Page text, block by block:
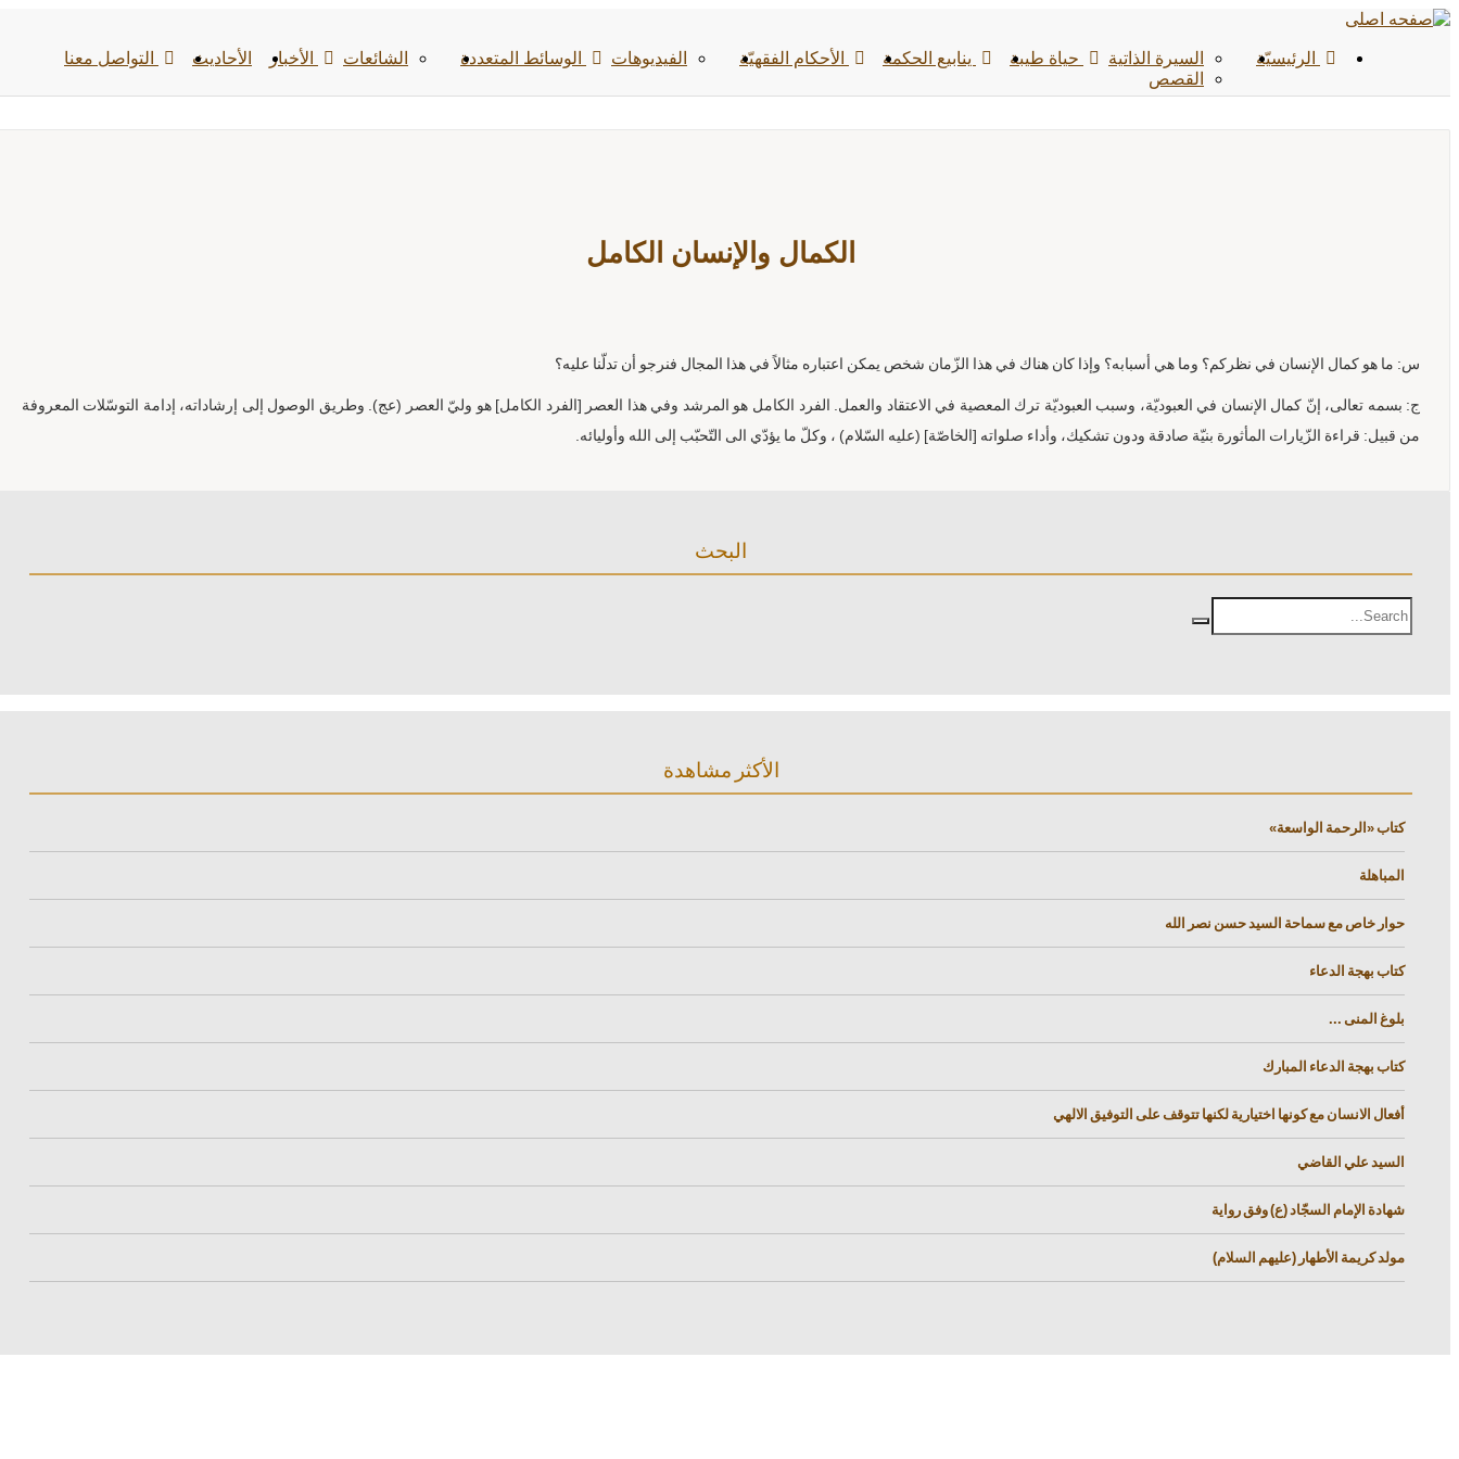
الرئیسیّة حياة طيبة
السيرة الذاتية
القصص
ينابيع الحكمة الأحکام الفقهیّة الوسائط المتعددة الفیدیوهات الأخبار الشائعات الأحادیث التواصل معنا
الكمال والإنسان الكامل
س: ما هو كمال الإنسان في نظركم؟ وما هي أسبابه؟ وإذا كان هناك في هذا الزّمان شخص يمكن اعتباره مثالاً في هذا المجال فنرجو أن تدلّنا عليه؟
ج: بسمه تعالى، إنّ كمال الإنسان في العبوديّة، وسبب العبوديّة ترك المعصية في الاعتقاد والعمل. الفرد الكامل هو المرشد وفي هذا العصر [الفرد الكامل] هو وليّ العصر (عج). وطريق الوصول إلى إرشاداته، إدامة التوسّلات المعروفة
من قبيل: قراءة الزّيارات المأثورة بنيّة صادقة ودون تشكيك، وأداء صلواته [الخاصّة] (عليه السّلام) ، وكلّ ما يؤدّي الى التّحبّب إلى الله وأوليائه.
البحث
الأكثر مشاهدة
كتاب «الرحمة الواسعة»
المباهلة
حوار خاص مع سماحة السيد حسن نصر الله
كتاب بهجة الدعاء
بلوغ المنى ...
كتاب بهجة الدعاء المبارك
أفعال الانسان مع كونها اختيارية لكنها تتوقف على التوفيق الالهي
السيد علي القاضي
شهادة الإمام السجّاد (ع) وفق رواية
مولد كريمة الأطهار (عليهم السلام)